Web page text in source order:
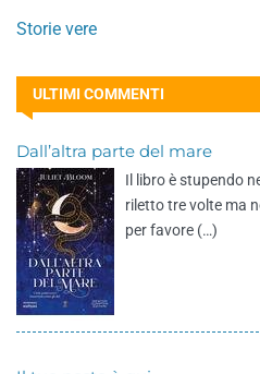
Storie vere
ULTIMI COMMENTI
Dall’altra parte del mare
Il libro è stupendo
riletto tre volte ma
per favore (…)